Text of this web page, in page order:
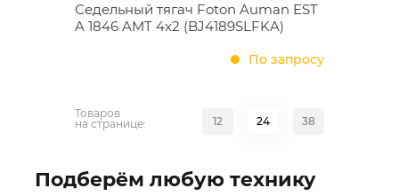
Седельный тягач Foton Auman EST
A 1846 AMT 4х2 (BJ4189SLFKA)
По запросу
Товаров
на странице:
12 24 38
Подберём любую технику